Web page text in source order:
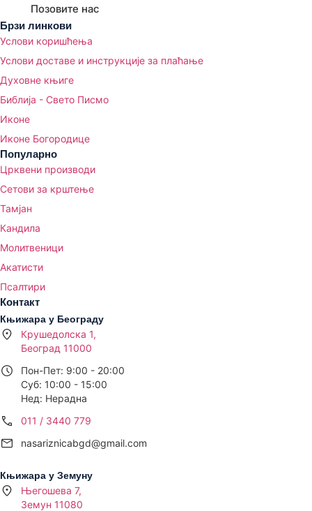
Позовите нас
Брзи линкови
Услови коришћења
Услови доставе и инструкције за плаћање
Духовне књиге
Библија - Свето Писмо
Иконе
Иконе Богородице
Популарно
Црквени производи
Сетови за крштење
Тамјан
Кандила
Молитвеници
Акатисти
Псалтири
Контакт
Књижара у Београду
Крушедолска 1,
Београд 11000
Пон-Пет: 9:00 - 20:00
Суб: 10:00 - 15:00
Нед: Нерадна
011 / 3440 779
nasariznicabgd@gmail.com
Књижара у Земуну
Његошева 7,
Земун 11080